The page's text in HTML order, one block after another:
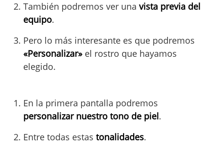
También podremos ver una vista previa del
equipo.
Pero lo más interesante es que podremos
«Personalizar» el rostro que hayamos
elegido.
En la primera pantalla podremos
personalizar nuestro tono de piel.
Entre todas estas tonalidades.